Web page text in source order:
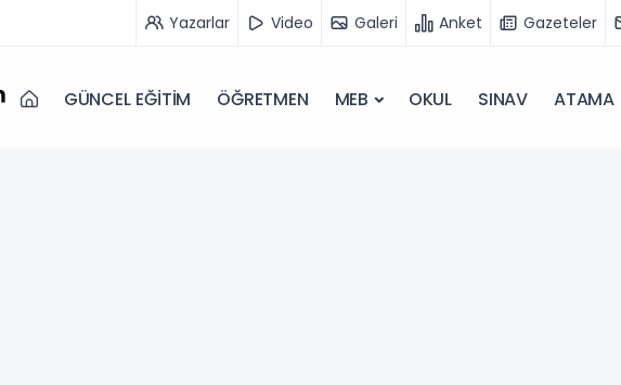
Yazarlar Video Galeri Anket Gazeteler
GÜNCEL EĞİTİM ÖĞRETMEN MEB OKUL SINAV ATAMA